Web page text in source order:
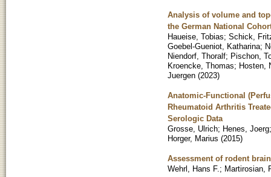
Analysis of volume and
the German National
Haueise, Tobias; Schick,
Goebel-Gueniot, Katharina;
Niendorf, Thoralf; Pischon,
Kroencke, Thomas; Hosten,
Juergen (2023)
Anatomic-Functional
Rheumatoid Arthritis
Serologic Data
Grosse, Ulrich; Henes, Joerg
Horger, Marius (2015)
Assessment of rodent
Wehrl, Hans F. ; Martirosian,